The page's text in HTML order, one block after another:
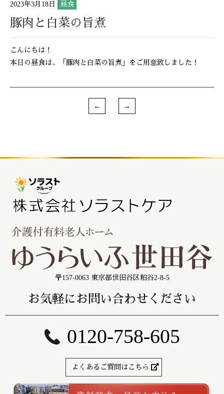
2023年3月18日 昼食
豚肉と白菜の旨煮
こんにちは！
本日の昼食は、「豚肉と白菜の旨煮」をご用意致しました！
〒157-0063 東京都世田谷区粕谷2-8-5
お気軽にお問い合わせください
0120-758-605
よくあるご質問はこちら